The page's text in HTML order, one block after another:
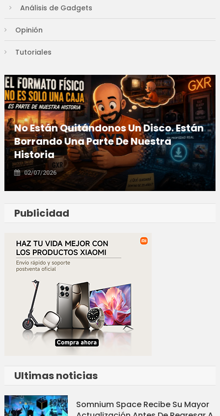
Análisis de Gadgets
Opinión
Tutoriales
No Están Quitándonos Un Disco. Están
Borrando Una Parte De Nuestra
Historia
02/07/2026
Publicidad
Ultimas noticias
Somnium Space Recibe Su Mayor